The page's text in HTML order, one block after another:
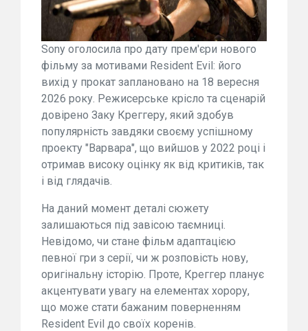
Sony оголосила про дату прем'єри нового
фільму за мотивами Resident Evil: його
вихід у прокат заплановано на 18 вересня
2026 року. Режисерське крісло та сценарій
довірено Заку Креггеру, який здобув
популярність завдяки своєму успішному
проекту "Варвара", що вийшов у 2022 році і
отримав високу оцінку як від критиків, так
і від глядачів.
На даний момент деталі сюжету
залишаються під завісою таємниці.
Невідомо, чи стане фільм адаптацією
певної гри з серії, чи ж розповість нову,
оригінальну історію. Проте, Креггер планує
акцентувати увагу на елементах хорору,
що може стати бажаним поверненням
Resident Evil до своїх коренів.